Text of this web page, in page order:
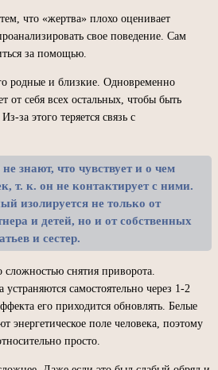
что «жертва» плохо оценивает
свое поведение. Сам
за помощью.
родные и близкие. Одновременно
от себя всех остальных, чтобы быть
за этого теряется связь с
знают, что чувствует и о чем
т. к. он не контактирует с ними.
изолируется не только от
и детей, но и от собственных
и сестер.
сложностью снятия приворота.
устраняются самостоятельно через 1-2
его приходится обновлять. Белые
энергетическое поле человека, поэтому
просто.